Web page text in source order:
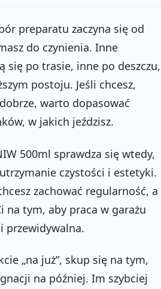
preparatu zaczyna się od
do czynienia. Inne
się po trasie, inne po deszczu,
postoju. Jeśli chcesz,
warto dopasować
w jakich jeździsz.
500ml sprawdza się wtedy,
czystości i estetyki.
zachować regularność, a
na tym, aby praca w garażu
przewidywalna.
„na już”, skup się na tym,
na później. Im szybciej